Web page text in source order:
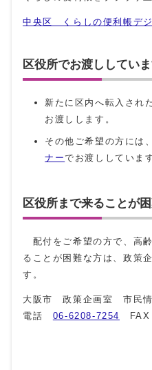
中央区 くらしの便利帳デジ
区役所でお渡ししてい
新たに区内へ転入され
お渡しします。
その他ご希望の方には、
ナーでお渡ししていま
区役所まで来ることが
配付をご希望の方で、高
ることが困難な方は、政策
す。
大阪市 政策企画室 市民
電話 06-6208-7254 FAX